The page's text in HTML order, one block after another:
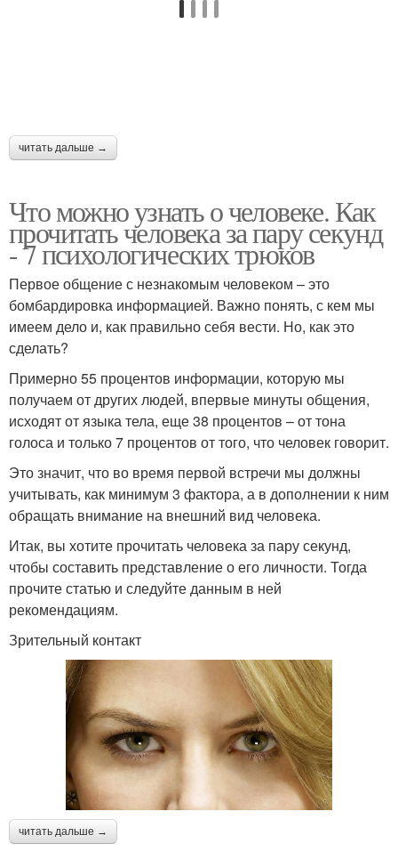
читать дальше →
Что можно узнать о человеке. Как
прочитать человека за пару секунд
- 7 психологических трюков
Первое общение с незнакомым человеком – это
бомбардировка информацией. Важно понять, с кем мы
имеем дело и, как правильно себя вести. Но, как это
сделать?
Примерно 55 процентов информации, которую мы
получаем от других людей, впервые минуты общения,
исходят от языка тела, еще 38 процентов – от тона
голоса и только 7 процентов от того, что человек говорит.
Это значит, что во время первой встречи мы должны
учитывать, как минимум 3 фактора, а в дополнении к ним
обращать внимание на внешний вид человека.
Итак, вы хотите прочитать человека за пару секунд,
чтобы составить представление о его личности. Тогда
прочите статью и следуйте данным в ней
рекомендациям.
Зрительный контакт
читать дальше →